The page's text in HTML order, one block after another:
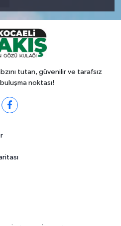
tutan, güvenilir ve tarafsız
noktası!